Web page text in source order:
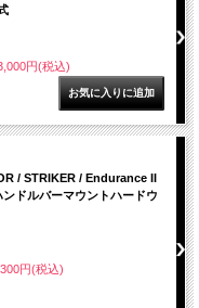
円(税込)
/ STRIKER / Endurance II
ドルバーマウントハードウ
円(税込)